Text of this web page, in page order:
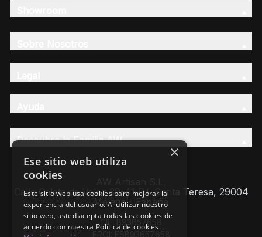
Descubre la Familia AW
Calle Caleta de Velez 39-41 P.I. Santa Teresa, 29004
Málaga - España
CIF: B93657658
×
Ese sitio web utiliza
cookies
Este sitio web usa cookies para mejorar la
experiencia del usuario. Al utilizar nuestro
sitio web, usted acepta todas las cookies de
acuerdo con nuestra Política de cookies.